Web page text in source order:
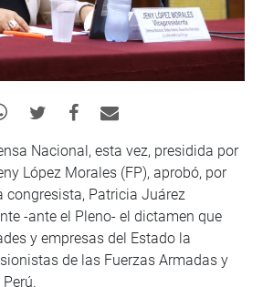
Nacional, esta vez, presidida por
López Morales (FP), aprobó, por
congresista, Patricia Juárez
-ante el Pleno- el dictamen que
y empresas del Estado la
de las Fuerzas Armadas y